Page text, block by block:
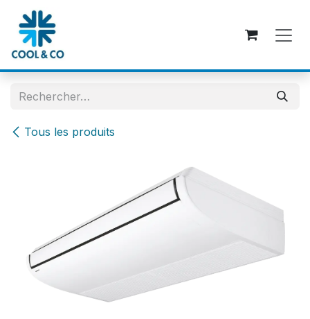
Se rendre au contenu
Tous les produits